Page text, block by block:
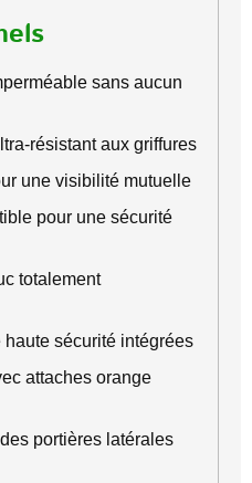
sans aucun
résistant aux griffures
une visibilité mutuelle
pour une sécurité
totalement
haute sécurité intégrées
attaches orange
portières latérales